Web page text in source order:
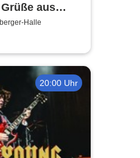
aus
Halle
20:00 Uhr